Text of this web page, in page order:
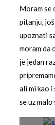
Moram se
pitanju,
upoznati
moram da
je jedan
ali mi kao i
se uz